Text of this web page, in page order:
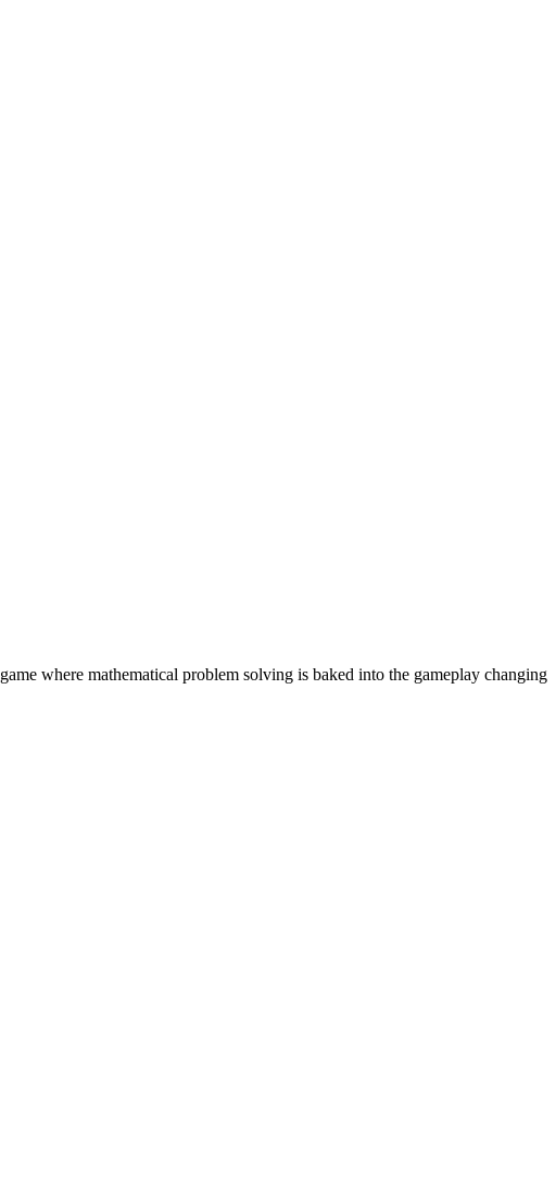
where mathematical problem solving is baked into the gameplay changing